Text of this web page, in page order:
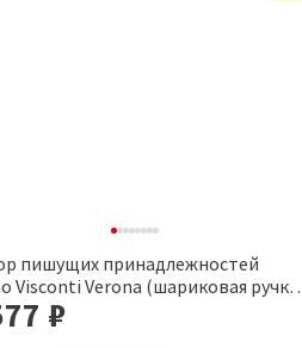
Быстрый просмотр
пишущих принадлежностей
Visconti Verona (шариковая ручка,
футляр, артикул производителя
0216)
₽